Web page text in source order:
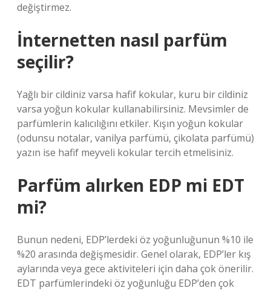
değiştirmez.
İnternetten nasıl parfüm
seçilir?
Yağlı bir cildiniz varsa hafif kokular, kuru bir cildiniz
varsa yoğun kokular kullanabilirsiniz. Mevsimler de
parfümlerin kalıcılığını etkiler. Kışın yoğun kokular
(odunsu notalar, vanilya parfümü, çikolata parfümü)
yazın ise hafif meyveli kokular tercih etmelisiniz.
Parfüm alırken EDP mi EDT
mi?
Bunun nedeni, EDP’lerdeki öz yoğunluğunun %10 ile
%20 arasında değişmesidir. Genel olarak, EDP’ler kış
aylarında veya gece aktiviteleri için daha çok önerilir.
EDT parfümlerindeki öz yoğunluğu EDP’den çok